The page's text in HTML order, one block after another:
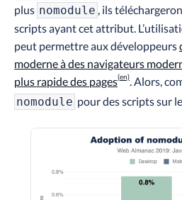
plus nomodule , ils
scripts ayant cet attribut.
peut permettre aux développeurs
moderne à des navigateurs
plus rapide des pages
. Alors,
nomodule pour des scripts sur